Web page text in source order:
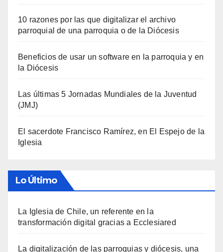
10 razones por las que digitalizar el archivo
parroquial de una parroquia o de la Diócesis
Beneficios de usar un software en la parroquia y en
la Diócesis
Las últimas 5 Jornadas Mundiales de la Juventud
(JMJ)
El sacerdote Francisco Ramírez, en El Espejo de la
Iglesia
Lo Último
La Iglesia de Chile, un referente en la
transformación digital gracias a Ecclesiared
La digitalización de las parroquias y diócesis, una